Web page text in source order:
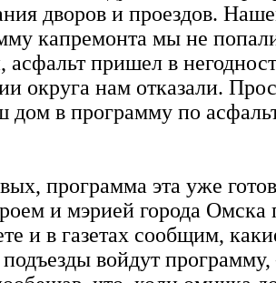
дворов и проездов.
капремонта мы не
асфальт пришел в
округа нам отказали.
дом в программу по
программа эта уже
и мэрией города Омска
и в газетах сообщим,
войдут